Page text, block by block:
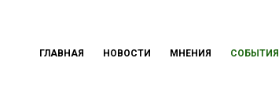
ГЛАВНАЯ НОВОСТИ МНЕНИЯ СОБЫТИЯ